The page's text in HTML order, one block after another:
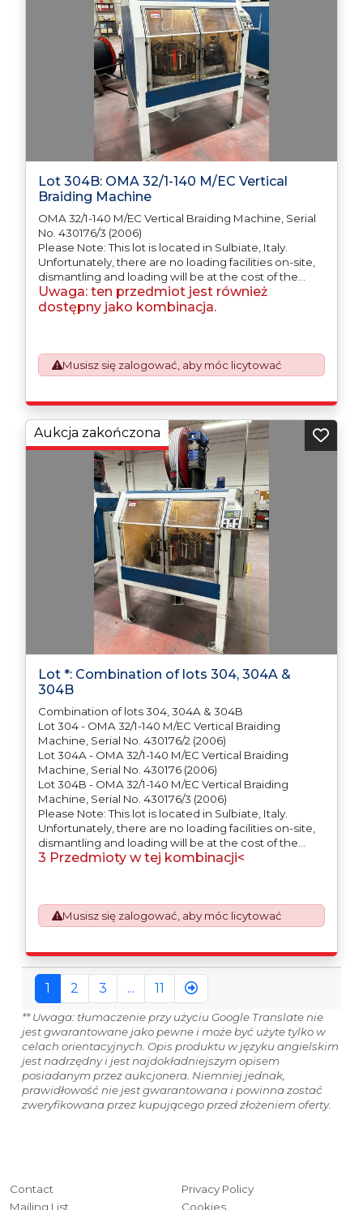
Lot 304B: OMA 32/1-140 M/EC Vertical
Braiding Machine
OMA 32/1-140 M/EC Vertical Braiding Machine, Serial
No. 430176/3 (2006)
Please Note: This lot is located in Sulbiate, Italy.
Unfortunately, there are no loading facilities on-site,
dismantling and loading will be at the cost of the
purchaser. All/Any tooling is being offered as
specifically described.
Uwaga: ten przedmiot jest również
dostępny jako kombinacja.
Musisz się zalogować, aby móc licytować
Lot *: Combination of lots 304, 304A &
304B
Combination of lots 304, 304A & 304B
Lot 304 - OMA 32/1-140 M/EC Vertical Braiding
Machine, Serial No. 430176/2 (2006)
Lot 304A - OMA 32/1-140 M/EC Vertical Braiding
Machine, Serial No. 430176 (2006)
Lot 304B - OMA 32/1-140 M/EC Vertical Braiding
Machine, Serial No. 430176/3 (2006)
Please Note: This lot is located in Sulbiate, Italy.
Unfortunately, there are no loading facilities on-site,
dismantling and loading will be at the cost of the
purchaser. All/Any tooling is being offered as
Aukcja zakończona
3 Przedmioty w tej kombinacji<
Musisz się zalogować, aby móc licytować
1 2 3 ... 11
** Uwaga: tłumaczenie przy użyciu Google Translate nie
jest gwarantowane jako pewne i może być użyte tylko w
celach orientacyjnych. Opis produktu w języku angielskim
jest nadrzędny i jest najdokładniejszym opisem
posiadanym przez aukcjonera. Niemniej jednak,
prawidłowość nie jest gwarantowana i powinna zostać
zweryfikowana przez kupującego przed złożeniem oferty.
Contact
Mailing List
Privacy Policy
Cookies